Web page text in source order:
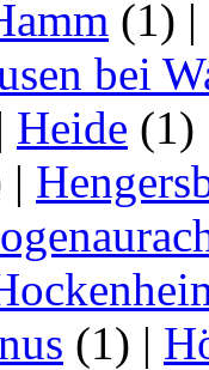
(1) |
bei
| Heide (1)
|
(1) |